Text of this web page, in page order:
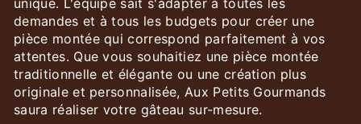
unique. L'équipe sait s'adapter à toutes les
demandes et à tous les budgets pour créer une
pièce montée qui correspond parfaitement à vos
attentes. Que vous souhaitiez une pièce montée
traditionnelle et élégante ou une création plus
originale et personnalisée, Aux Petits Gourmands
saura réaliser votre gâteau sur-mesure.